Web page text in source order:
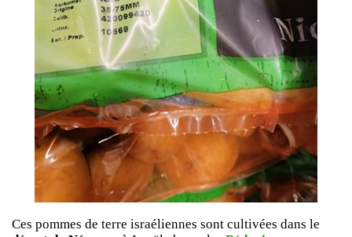
Ces pommes de terre israéliennes sont cultivées dans le